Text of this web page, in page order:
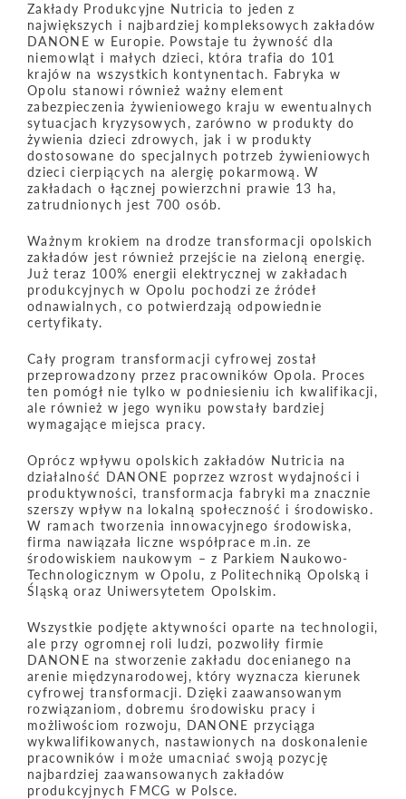
Zakłady Produkcyjne Nutricia to jeden z
największych i najbardziej kompleksowych zakładów
DANONE w Europie. Powstaje tu żywność dla
niemowląt i małych dzieci, która trafia do 101
krajów na wszystkich kontynentach. Fabryka w
Opolu stanowi również ważny element
zabezpieczenia żywieniowego kraju w ewentualnych
sytuacjach kryzysowych, zarówno w produkty do
żywienia dzieci zdrowych, jak i w produkty
dostosowane do specjalnych potrzeb żywieniowych
dzieci cierpiących na alergię pokarmową. W
zakładach o łącznej powierzchni prawie 13 ha,
zatrudnionych jest 700 osób.
Ważnym krokiem na drodze transformacji opolskich
zakładów jest również przejście na zieloną energię.
Już teraz 100% energii elektrycznej w zakładach
produkcyjnych w Opolu pochodzi ze źródeł
odnawialnych, co potwierdzają odpowiednie
certyfikaty.
Cały program transformacji cyfrowej został
przeprowadzony przez pracowników Opola. Proces
ten pomógł nie tylko w podniesieniu ich kwalifikacji,
ale również w jego wyniku powstały bardziej
wymagające miejsca pracy.
Oprócz wpływu opolskich zakładów Nutricia na
działalność DANONE poprzez wzrost wydajności i
produktywności, transformacja fabryki ma znacznie
szerszy wpływ na lokalną społeczność i środowisko.
W ramach tworzenia innowacyjnego środowiska,
firma nawiązała liczne współprace m.in. ze
środowiskiem naukowym – z Parkiem Naukowo-
Technologicznym w Opolu, z Politechniką Opolską i
Śląską oraz Uniwersytetem Opolskim.
Wszystkie podjęte aktywności oparte na technologii,
ale przy ogromnej roli ludzi, pozwoliły firmie
DANONE na stworzenie zakładu docenianego na
arenie międzynarodowej, który wyznacza kierunek
cyfrowej transformacji. Dzięki zaawansowanym
rozwiązaniom, dobremu środowisku pracy i
możliwościom rozwoju, DANONE przyciąga
wykwalifikowanych, nastawionych na doskonalenie
pracowników i może umacniać swoją pozycję
najbardziej zaawansowanych zakładów
produkcyjnych FMCG w Polsce.